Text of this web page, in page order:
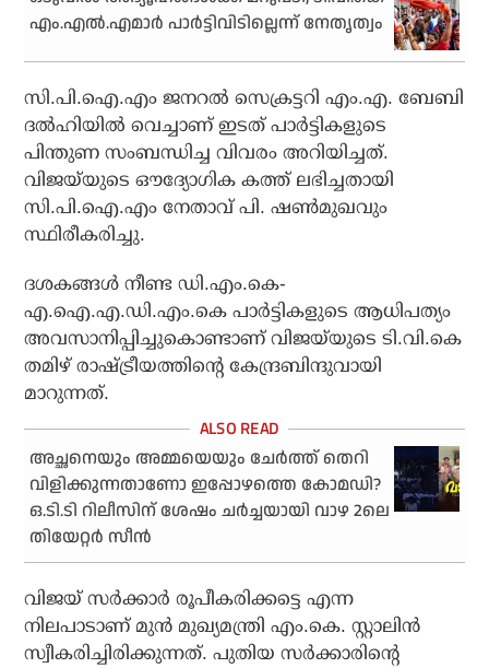
എം.എൽ.എമാർ പാർട്ടിവിടില്ലെന്ന് നേതൃത്വം
സി.പി.ഐ.എം ജനറല്‍ സെക്രട്ടറി എം.എ. ബേബി
ദല്‍ഹിയില്‍ വെച്ചാണ് ഇടത് പാര്‍ട്ടികളുടെ
പിന്തുണ സംബന്ധിച്ച വിവരം അറിയിച്ചത്.
വിജയ്‌യുടെ ഔദ്യോഗിക കത്ത് ലഭിച്ചതായി
സി.പി.ഐ.എം നേതാവ് പി. ഷണ്‍മുഖവും
സ്ഥിരീകരിച്ചു.
ദശകങ്ങള്‍ നീണ്ട ഡി.എം.കെ-
എ.ഐ.എ.ഡി.എം.കെ പാര്‍ട്ടികളുടെ ആധിപത്യം
അവസാനിപ്പിച്ചുകൊണ്ടാണ് വിജയ്‌യുടെ ടി.വി.കെ
തമിഴ് രാഷ്ട്രീയത്തിന്റെ കേന്ദ്രബിന്ദുവായി
മാറുന്നത്.
അച്ഛനെയും അമ്മയെയും ചേര്‍ത്ത് തെറി
വിളിക്കുന്നതാണോ ഇപ്പോഴത്തെ കോമഡി?
ഒ.ടി.ടി റിലീസിന് ശേഷം ചര്‍ച്ചയായി വാഴ 2ലെ
തിയേറ്റര്‍ സീന്‍
വിജയ് സര്‍ക്കാര്‍ രൂപീകരിക്കട്ടെ എന്ന
നിലപാടാണ് മുന്‍ മുഖ്യമന്ത്രി എം.കെ. സ്റ്റാലിന്‍
സ്വീകരിച്ചിരിക്കുന്നത്. പുതിയ സര്‍ക്കാരിന്റെ